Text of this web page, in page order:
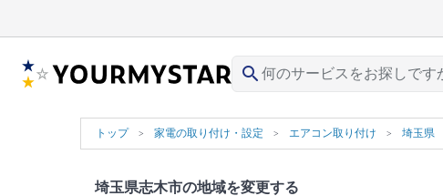
search
トップ 家電の取り付け・設定 エアコン取り付け 埼玉県
埼玉県志木市の地域を変更する